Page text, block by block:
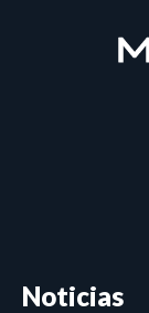
Noticias